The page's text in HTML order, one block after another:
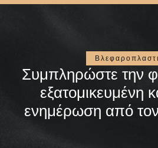
Συμπληρώστε την
εξατομικευμένη
ενημέρωση από